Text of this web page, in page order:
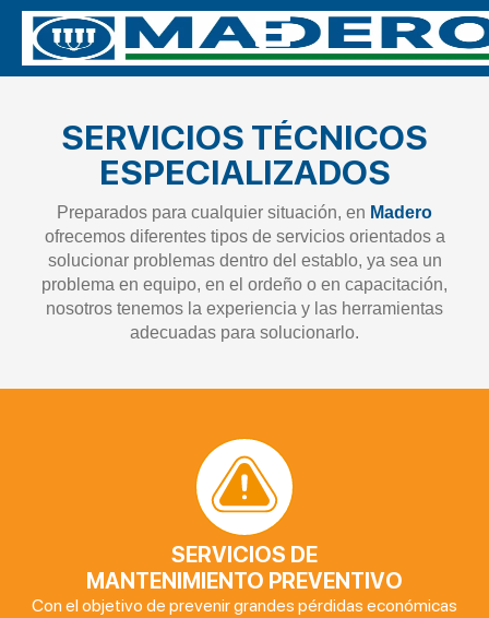
SERVICIOS TÉCNICOS
ESPECIALIZADOS
Preparados para cualquier situación, en Madero
ofrecemos diferentes tipos de servicios orientados a
solucionar problemas dentro del establo, ya sea un
problema en equipo, en el ordeño o en capacitación,
nosotros tenemos la experiencia y las herramientas
adecuadas para solucionarlo.
SERVICIOS DE
MANTENIMIENTO PREVENTIVO
Con el objetivo de prevenir grandes pérdidas económicas